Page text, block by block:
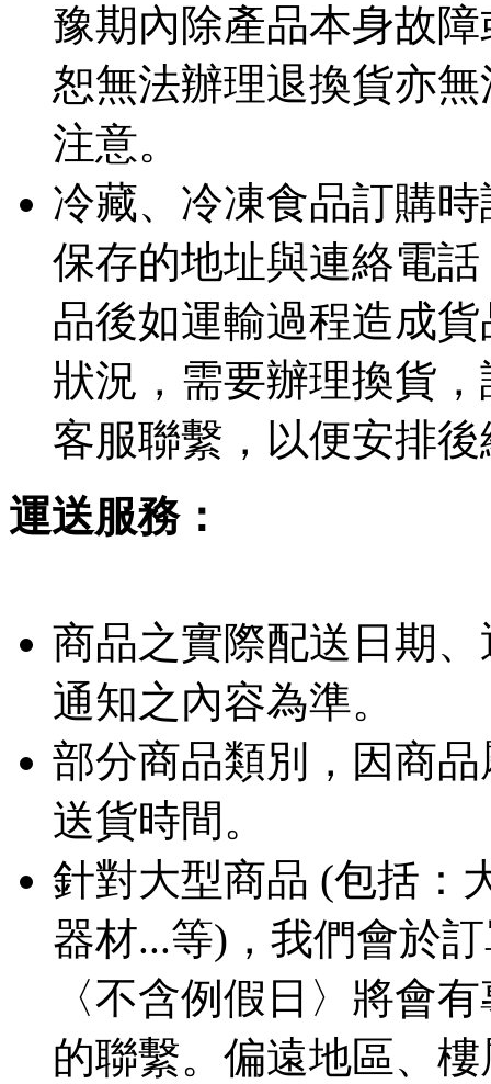
豫期內除產品本身故
恕無法辦理退換貨亦
注意。
冷藏、冷凍食品訂購
保存的地址與連絡電
品後如運輸過程造成
狀況，需要辦理換貨
客服聯繫，以便安排
運送服務：
商品之實際配送日期
通知之內容為準。
部分商品類別，因商
送貨時間。
針對大型商品 (包括：
器材...等)，我們會於
〈不含例假日〉將會
的聯繫。偏遠地區、